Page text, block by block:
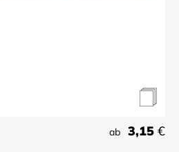
ab 3,15 €